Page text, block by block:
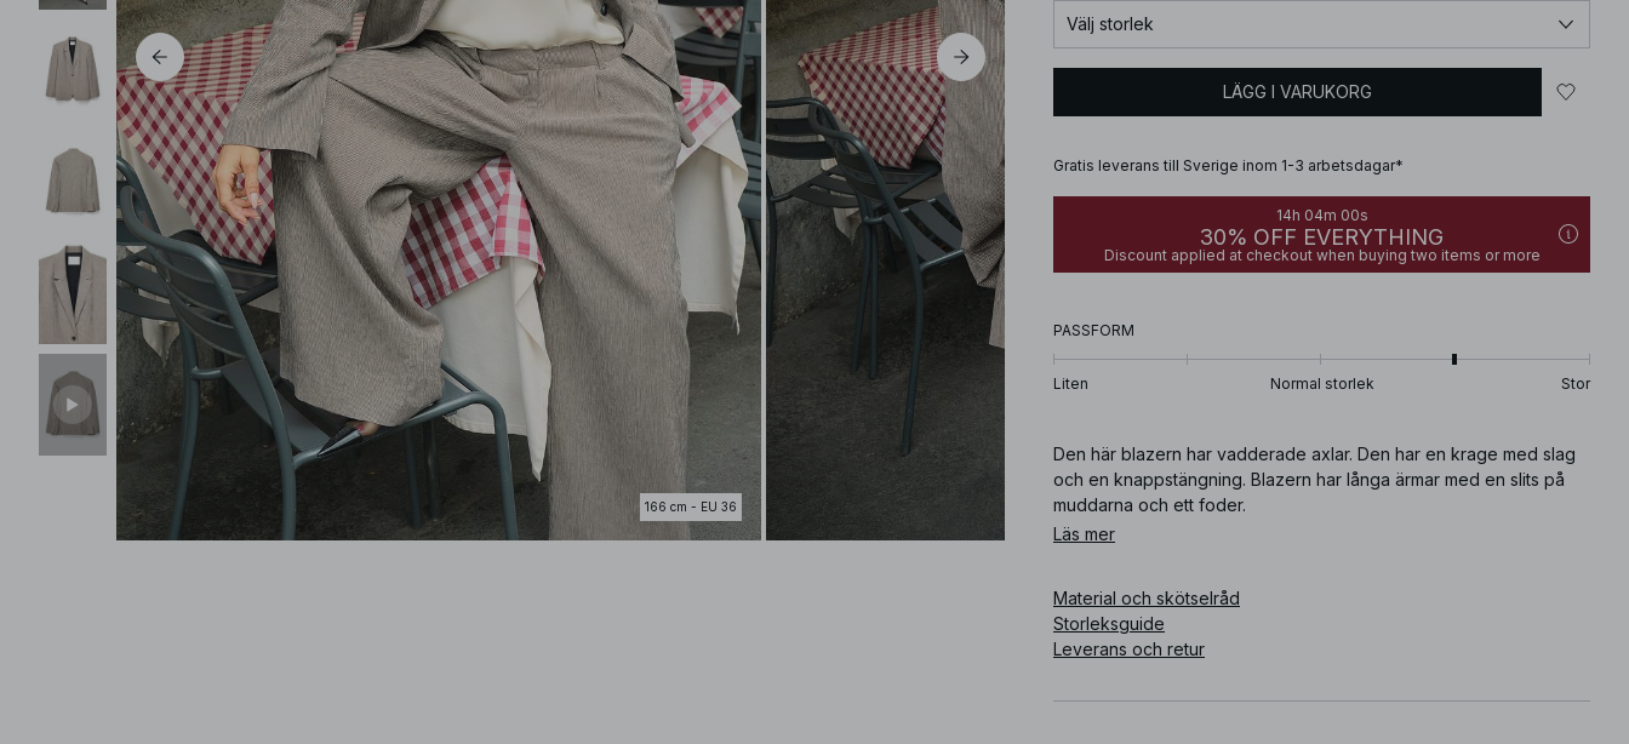
166 cm - EU 36
Välj storlek
LÄGG I VARUKORG
Gratis leverans till Sverige inom 1-3 arbetsdagar*
14h 03m 59s
30% OFF EVERYTHING
Discount applied at checkout when buying two items or more
PASSFORM
Liten Normal storlek Stor
Den här blazern har vadderade axlar. Den har en krage med slag
och en knappstängning. Blazern har långa ärmar med en slits på
muddarna och ett foder.
Läs mer
Material och skötselråd
Storleksguide
Leverans och retur